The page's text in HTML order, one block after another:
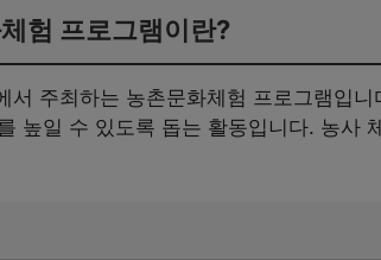
험 프로그램이란?
서 주최하는 농촌문화체험 프로그램입
높일 수 있도록 돕는 활동입니다. 농사